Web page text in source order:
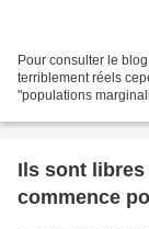
Pour consulter le
terriblement réels
"populations
Ils sont libres
commence